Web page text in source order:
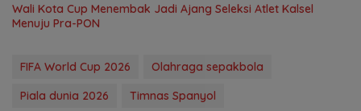
Wali Kota Cup Menembak Jadi Ajang Seleksi Atlet Kalsel
Menuju Pra-PON
FIFA World Cup 2026
Olahraga sepakbola
Piala dunia 2026
Timnas Spanyol